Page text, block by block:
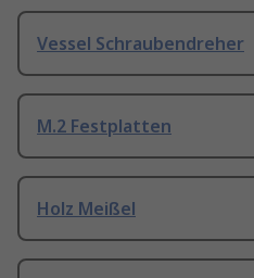
Vessel Schraubendreher
M.2 Festplatten
Holz Meißel